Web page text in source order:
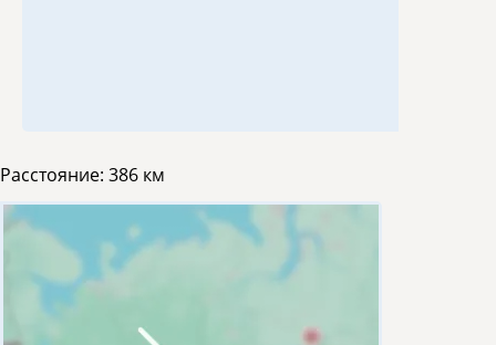
Расстояние: 386 км